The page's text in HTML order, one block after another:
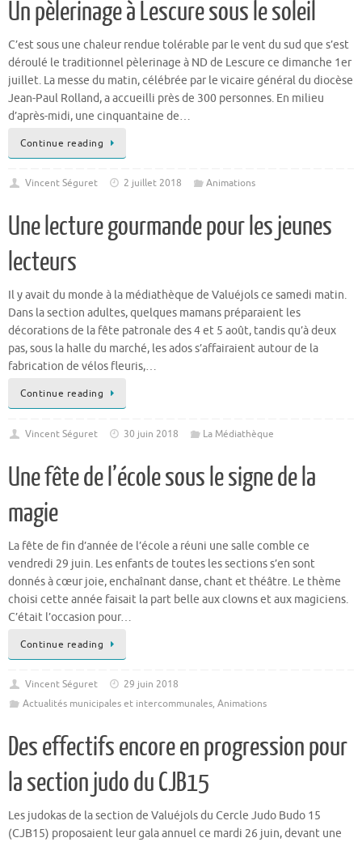
C’est sous une chaleur rendue tolérable par le vent du sud que s’est
déroulé le traditionnel pèlerinage à ND de Lescure ce dimanche 1er
juillet. La messe du matin, célébrée par le vicaire général du diocèse
Jean-Paul Rolland, a accueilli près de 300 personnes. En milieu
d’après-midi, une cinquantaine de…
Continue reading
Vincent Séguret
Une lecture gourmande pour les jeunes
lecteurs
Il y avait du monde à la médiathèque de Valuéjols ce samedi matin.
décorations de la fête patronale des 4 et 5 août, tandis qu’à deux
pas, sous la halle du marché, les ados s’affairaient autour de la
fabrication de vélos fleuris,…
Continue reading
Vincent Séguret
Une fête de l’école sous le signe de la
magie
La fête de fin d’année de l’école a réuni une salle comble ce
vendredi 29 juin. Les enfants de toutes les sections s’en sont
donnés à cœur joie, enchaînant danse, chant et théâtre. Le thème
choisi cette année faisait la part belle aux clowns et aux magiciens.
C’était l’occasion pour…
Continue reading
Vincent Séguret
Des effectifs encore en progression pour
la section judo du CJB15
Les judokas de la section de Valuéjols du Cercle Judo Budo 15
(CJB15) proposaient leur gala annuel ce mardi 26 juin, devant une
assemblée nombreuse composée en grande partie de parents venus
de toute la Planèze. Sur les tapis installés dans la salle des fêtes, les